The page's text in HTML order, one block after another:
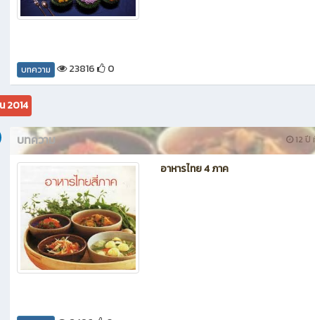
บทความ 23816 0
2014
12 ปี
บทความ
อาหารไทย 4 ภาค